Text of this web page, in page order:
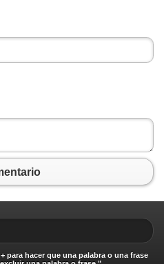
para hacer que una palabra o una frase